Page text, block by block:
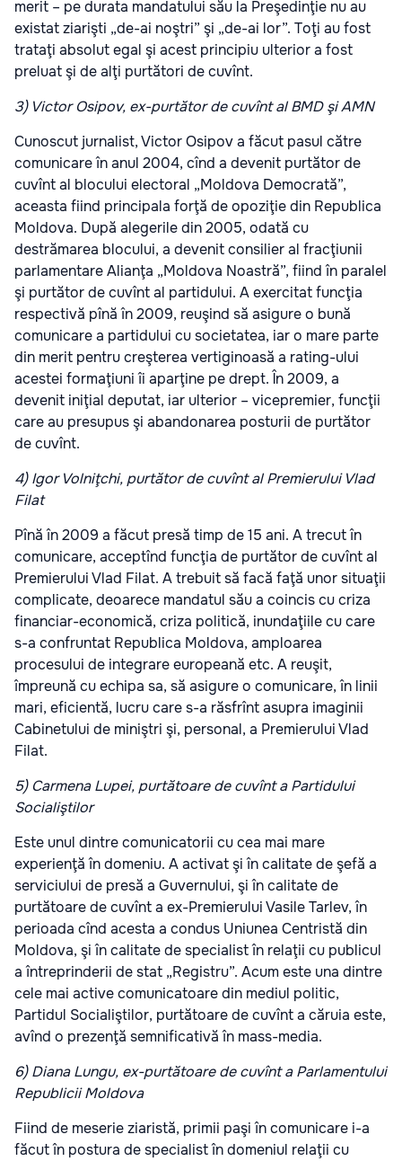
merit – pe durata mandatului său la Preşedinţie nu au
existat ziarişti „de-ai noştri” şi „de-ai lor”. Toţi au fost
trataţi absolut egal şi acest principiu ulterior a fost
preluat şi de alţi purtători de cuvînt.
3) Victor Osipov, ex-purtător de cuvînt al BMD şi AMN
Cunoscut jurnalist, Victor Osipov a făcut pasul către
comunicare în anul 2004, cînd a devenit purtător de
cuvînt al blocului electoral „Moldova Democrată”,
aceasta fiind principala forţă de opoziţie din Republica
Moldova. După alegerile din 2005, odată cu
destrămarea blocului, a devenit consilier al fracţiunii
parlamentare Alianţa „Moldova Noastră”, fiind în paralel
şi purtător de cuvînt al partidului. A exercitat funcţia
respectivă pînă în 2009, reuşind să asigure o bună
comunicare a partidului cu societatea, iar o mare parte
din merit pentru creşterea vertiginoasă a rating-ului
acestei formaţiuni îi aparţine pe drept. În 2009, a
devenit iniţial deputat, iar ulterior – vicepremier, funcţii
care au presupus şi abandonarea posturii de purtător
de cuvînt.
4) Igor Volniţchi, purtător de cuvînt al Premierului Vlad
Filat
Pînă în 2009 a făcut presă timp de 15 ani. A trecut în
comunicare, acceptînd funcţia de purtător de cuvînt al
Premierului Vlad Filat. A trebuit să facă faţă unor situaţii
complicate, deoarece mandatul său a coincis cu criza
financiar-economică, criza politică, inundaţiile cu care
s-a confruntat Republica Moldova, amploarea
procesului de integrare europeană etc. A reuşit,
împreună cu echipa sa, să asigure o comunicare, în linii
mari, eficientă, lucru care s-a răsfrînt asupra imaginii
Cabinetului de miniştri şi, personal, a Premierului Vlad
Filat.
5) Carmena Lupei, purtătoare de cuvînt a Partidului
Socialiştilor
Este unul dintre comunicatorii cu cea mai mare
experienţă în domeniu. A activat şi în calitate de şefă a
serviciului de presă a Guvernului, şi în calitate de
purtătoare de cuvînt a ex-Premierului Vasile Tarlev, în
perioada cînd acesta a condus Uniunea Centristă din
Moldova, şi în calitate de specialist în relaţii cu publicul
a întreprinderii de stat „Registru”. Acum este una dintre
cele mai active comunicatoare din mediul politic,
Partidul Socialiştilor, purtătoare de cuvînt a căruia este,
avînd o prezenţă semnificativă în mass-media.
6) Diana Lungu, ex-purtătoare de cuvînt a Parlamentului
Republicii Moldova
Fiind de meserie ziaristă, primii paşi în comunicare i-a
făcut în postura de specialist în domeniul relaţii cu